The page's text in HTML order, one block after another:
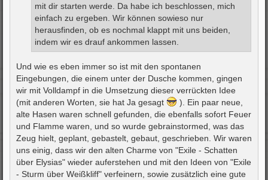
mit dir starten werde. Da habe ich beschlossen, mich
einfach zu ergeben. Wir können sowieso nur
herausfinden, ob es nochmal klappt mit uns beiden,
indem wir es drauf ankommen lassen.
Und wie es eben immer so ist mit den spontanen
Eingebungen, die einem unter der Dusche kommen, gingen
wir mit Volldampf in die Umsetzung dieser verrückten Idee
(mit anderen Worten, sie hat Ja gesagt
). Ein paar neue,
alte Hasen waren schnell gefunden, die ebenfalls sofort Feuer
und Flamme waren, und so wurde gebrainstormed, was das
Zeug hielt, geplant, gebastelt, gebaut, geschrieben. Wir waren
uns einig, dass wir den alten Charme von "Exile - Schatten
über Elysias" wieder auferstehen und mit den Ideen von "Exile
- Sturm über Weißkliff" verfeinern, sowie zusätzlich eine gute